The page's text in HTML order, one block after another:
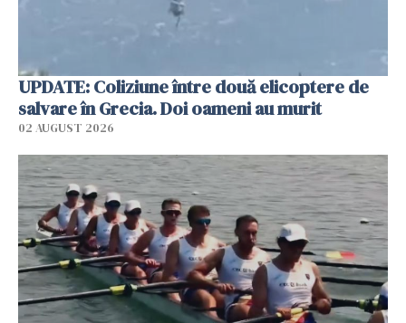
UPDATE: Coliziune între două elicoptere de
salvare în Grecia. Doi oameni au murit
02 AUGUST 2026